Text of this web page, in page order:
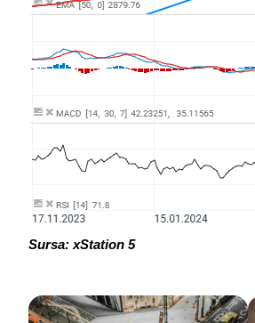
Sursa: xStation 5